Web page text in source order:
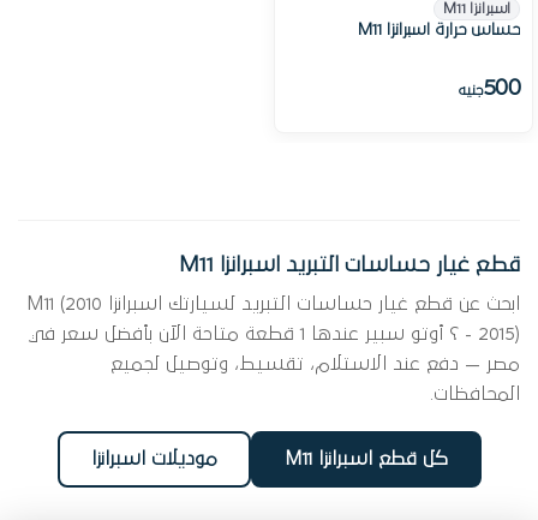
اسبرانزا M11
حساس حرارة اسبرانزا M11
500جنيه
قطع غيار حساسات التبريد اسبرانزا M11
ابحث عن قطع غيار حساسات التبريد لسيارتك اسبرانزا M11 (2010
- 2015) ؟ أوتو سبير عندها 1 قطعة متاحة الآن بأفضل سعر في
مصر — دفع عند الاستلام، تقسيط، وتوصيل لجميع
المحافظات.
كل قطع اسبرانزا M11 موديلات اسبرانزا